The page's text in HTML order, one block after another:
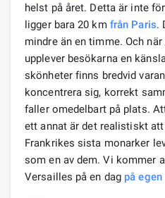
helst på året. Detta är inte
ligger bara 20 km från Paris.
mindre än en timme. Och
upplever besökarna en
skönheter finns bredvid
koncentrera sig, korrekt
faller omedelbart på plats.
ett annat är det realistiskt
Frankrikes sista monarker
som en av dem. Vi kommer
Versailles på en dag på egen